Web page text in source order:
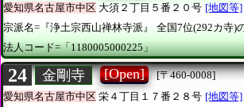
愛知県名古屋市中区 大須２丁目５番２０号 [地図等]
宗派名=『浄土宗西山禅林寺派』
全国7位(292カ寺)
法人コード=「1180005000225」
24 金剛寺 [Open]
[〒460-0008]
愛知県名古屋市中区 栄４丁目１７番２８号 [地図等]